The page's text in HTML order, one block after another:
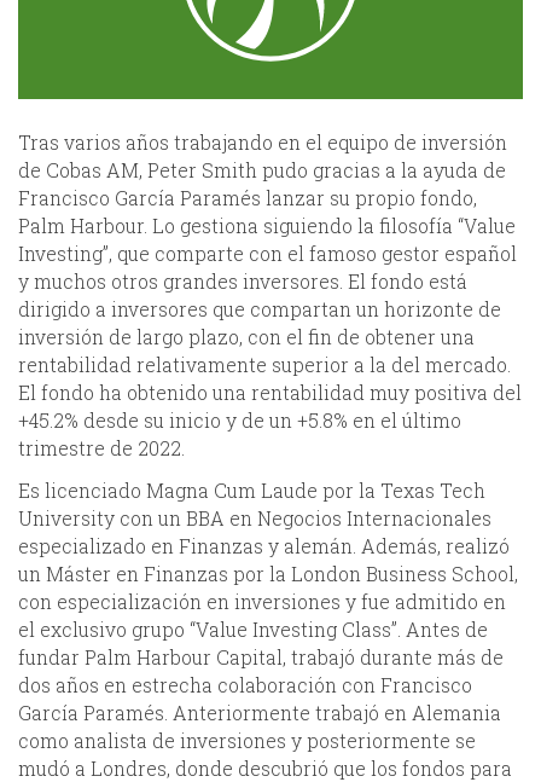
Tras varios años trabajando en el equipo de inversión
de Cobas AM, Peter Smith pudo gracias a la ayuda de
Francisco García Paramés lanzar su propio fondo,
Palm Harbour. Lo gestiona siguiendo la filosofía “Value
Investing”, que comparte con el famoso gestor español
y muchos otros grandes inversores. El fondo está
dirigido a inversores que compartan un horizonte de
inversión de largo plazo, con el fin de obtener una
rentabilidad relativamente superior a la del mercado.
El fondo ha obtenido una rentabilidad muy positiva del
+45.2% desde su inicio y de un +5.8% en el último
trimestre de 2022.
Es licenciado Magna Cum Laude por la Texas Tech
University con un BBA en Negocios Internacionales
especializado en Finanzas y alemán. Además, realizó
un Máster en Finanzas por la London Business School,
con especialización en inversiones y fue admitido en
el exclusivo grupo “Value Investing Class”. Antes de
fundar Palm Harbour Capital, trabajó durante más de
dos años en estrecha colaboración con Francisco
García Paramés. Anteriormente trabajó en Alemania
como analista de inversiones y posteriormente se
mudó a Londres, donde descubrió que los fondos para